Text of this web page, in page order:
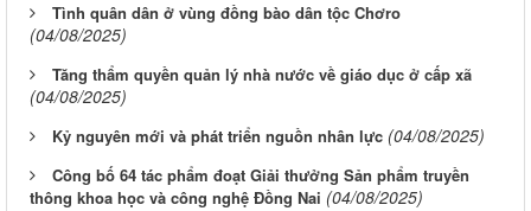
Tình quân dân ở vùng đồng bào dân tộc Chơro
(04/08/2025)
Tăng thẩm quyền quản lý nhà nước về giáo dục ở cấp xã
(04/08/2025)
Kỷ nguyên mới và phát triển nguồn nhân lực (04/08/2025)
Công bố 64 tác phẩm đoạt Giải thưởng Sản phẩm truyền
thông khoa học và công nghệ Đồng Nai (04/08/2025)